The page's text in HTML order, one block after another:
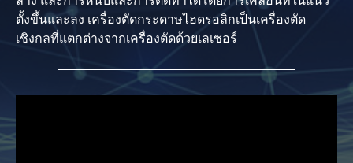
ตั้งขึ้นและลง เครื่องตัดกระดาษไฮดรอลิกเป็นเครื่องตัด
เชิงกลที่แตกต่างจากเครื่องตัดด้วยเลเซอร์